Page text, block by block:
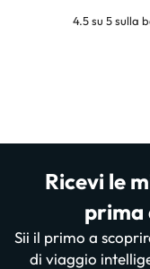
4.5 su 5 sulla
Ricevi le
prima
Sii il primo a
di viaggio